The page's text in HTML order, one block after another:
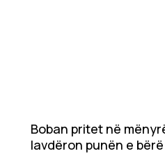
Boban pritet në
lavdëron punën e bërë